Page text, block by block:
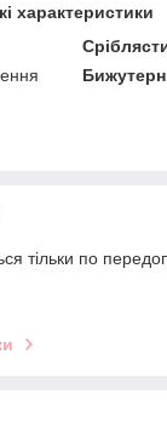
характеристики
тільки по